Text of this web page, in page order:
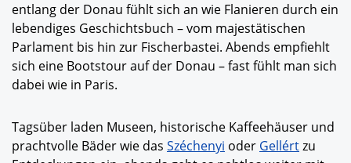
entlang der Donau fühlt sich an wie Flanieren durch ein
lebendiges Geschichtsbuch – vom majestätischen
Parlament bis hin zur Fischerbastei. Abends empfiehlt
sich eine Bootstour auf der Donau – fast fühlt man sich
dabei wie in Paris.
Tagsüber laden Museen, historische Kaffeehäuser und
prachtvolle Bäder wie das Széchenyi oder Gellértzu